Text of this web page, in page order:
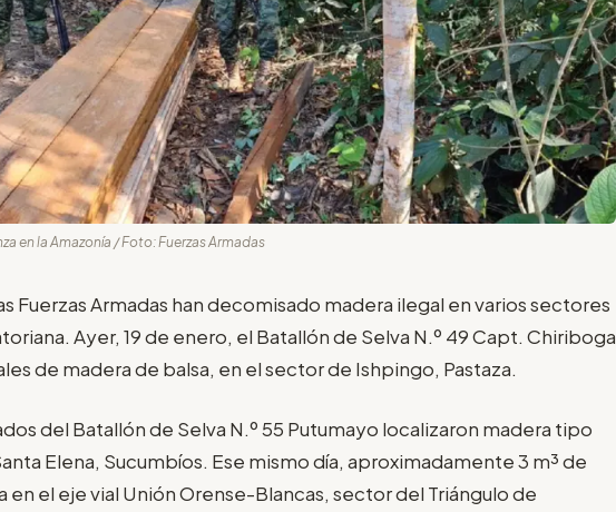
en la Amazonía / Foto: Fuerzas Armadas
Fuerzas Armadas han decomisado madera ilegal en varios sectores
Ayer, 19 de enero, el Batallón de Selva N.º 49 Capt. Chiriboga
de madera de balsa, en el sector de Ishpingo, Pastaza.
del Batallón de Selva N.º 55 Putumayo localizaron madera tipo
Elena, Sucumbíos. Ese mismo día, aproximadamente 3 m³ de
en el eje vial Unión Orense-Blancas, sector del Triángulo de